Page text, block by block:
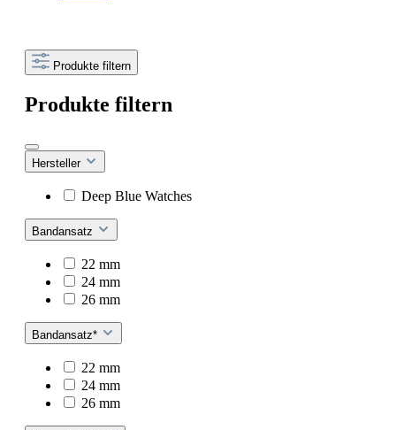
Produkte filtern
Produkte filtern
Hersteller
Deep Blue Watches
Bandansatz
22 mm
24 mm
26 mm
Bandansatz*
22 mm
24 mm
26 mm